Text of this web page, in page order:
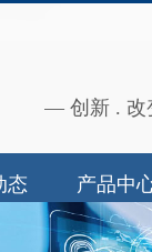
— 创新 . 改
态 产品中